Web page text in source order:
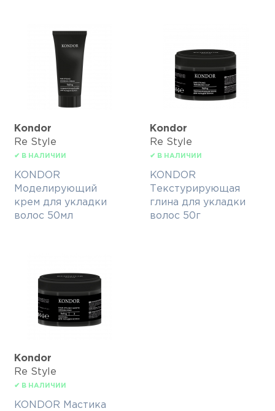
Kondor
Re Style
✔ В НАЛИЧИИ
KONDOR
Моделирующий
крем для укладки
волос 50мл
Kondor
Re Style
✔ В НАЛИЧИИ
KONDOR
Текстурирующая
глина для укладки
волос 50г
Kondor
Re Style
✔ В НАЛИЧИИ
KONDOR Мастика